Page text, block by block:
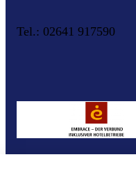
Tel.: 02641 917590